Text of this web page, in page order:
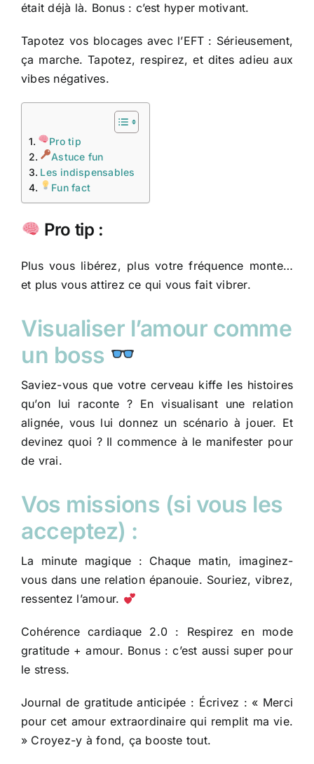
était déjà là. Bonus : c’est hyper motivant.
Tapotez vos blocages avec l’EFT : Sérieusement,
ça marche. Tapotez, respirez, et dites adieu aux
vibes négatives.
Pro tip
Astuce fun
Les indispensables
Fun fact
Pro tip :
Plus vous libérez, plus votre fréquence monte…
et plus vous attirez ce qui vous fait vibrer.
Visualiser l’amour comme
un boss
Saviez-vous que votre cerveau kiffe les histoires
qu’on lui raconte ? En visualisant une relation
alignée, vous lui donnez un scénario à jouer. Et
devinez quoi ? Il commence à le manifester pour
de vrai.
Vos missions (si vous les
acceptez) :
La minute magique : Chaque matin, imaginez-
vous dans une relation épanouie. Souriez, vibrez,
ressentez l’amour.
Cohérence cardiaque 2.0 : Respirez en mode
gratitude + amour. Bonus : c’est aussi super pour
le stress.
Journal de gratitude anticipée : Écrivez : « Merci
pour cet amour extraordinaire qui remplit ma vie.
» Croyez-y à fond, ça booste tout.